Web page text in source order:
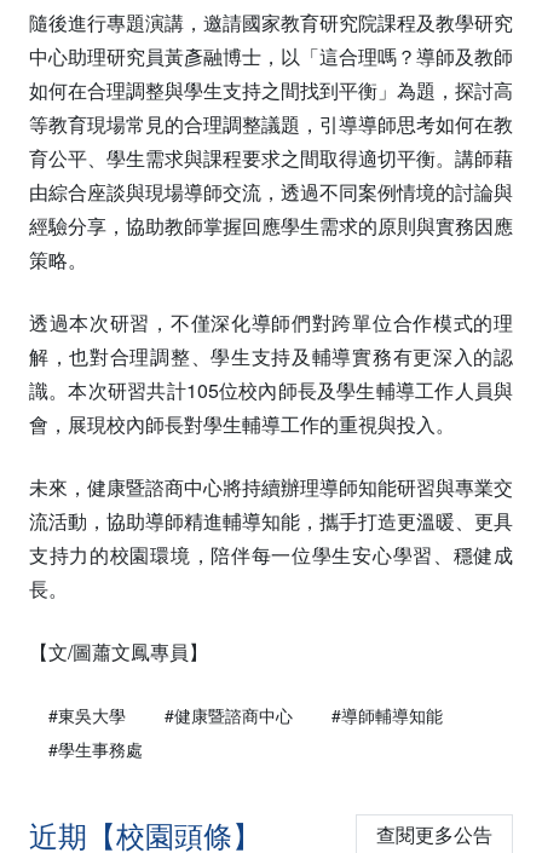
隨後進行專題演講，邀請國家教育研究院課程及教學研究
中心助理研究員黃彥融博士，以「這合理嗎？導師及教師
如何在合理調整與學生支持之間找到平衡」為題，探討高
等教育現場常見的合理調整議題，引導導師思考如何在教
育公平、學生需求與課程要求之間取得適切平衡。講師藉
由綜合座談與現場導師交流，透過不同案例情境的討論與
經驗分享，協助教師掌握回應學生需求的原則與實務因應
策略。
透過本次研習，不僅深化導師們對跨單位合作模式的理
解，也對合理調整、學生支持及輔導實務有更深入的認
識。本次研習共計105位校內師長及學生輔導工作人員與
會，展現校內師長對學生輔導工作的重視與投入。
未來，健康暨諮商中心將持續辦理導師知能研習與專業交
流活動，協助導師精進輔導知能，攜手打造更溫暖、更具
支持力的校園環境，陪伴每一位學生安心學習、穩健成
長。
【文/圖蕭文鳳專員】
#東吳大學 #健康暨諮商中心
#導師輔導知能
#學生事務處
近期【校園頭條】 查閱更多公告